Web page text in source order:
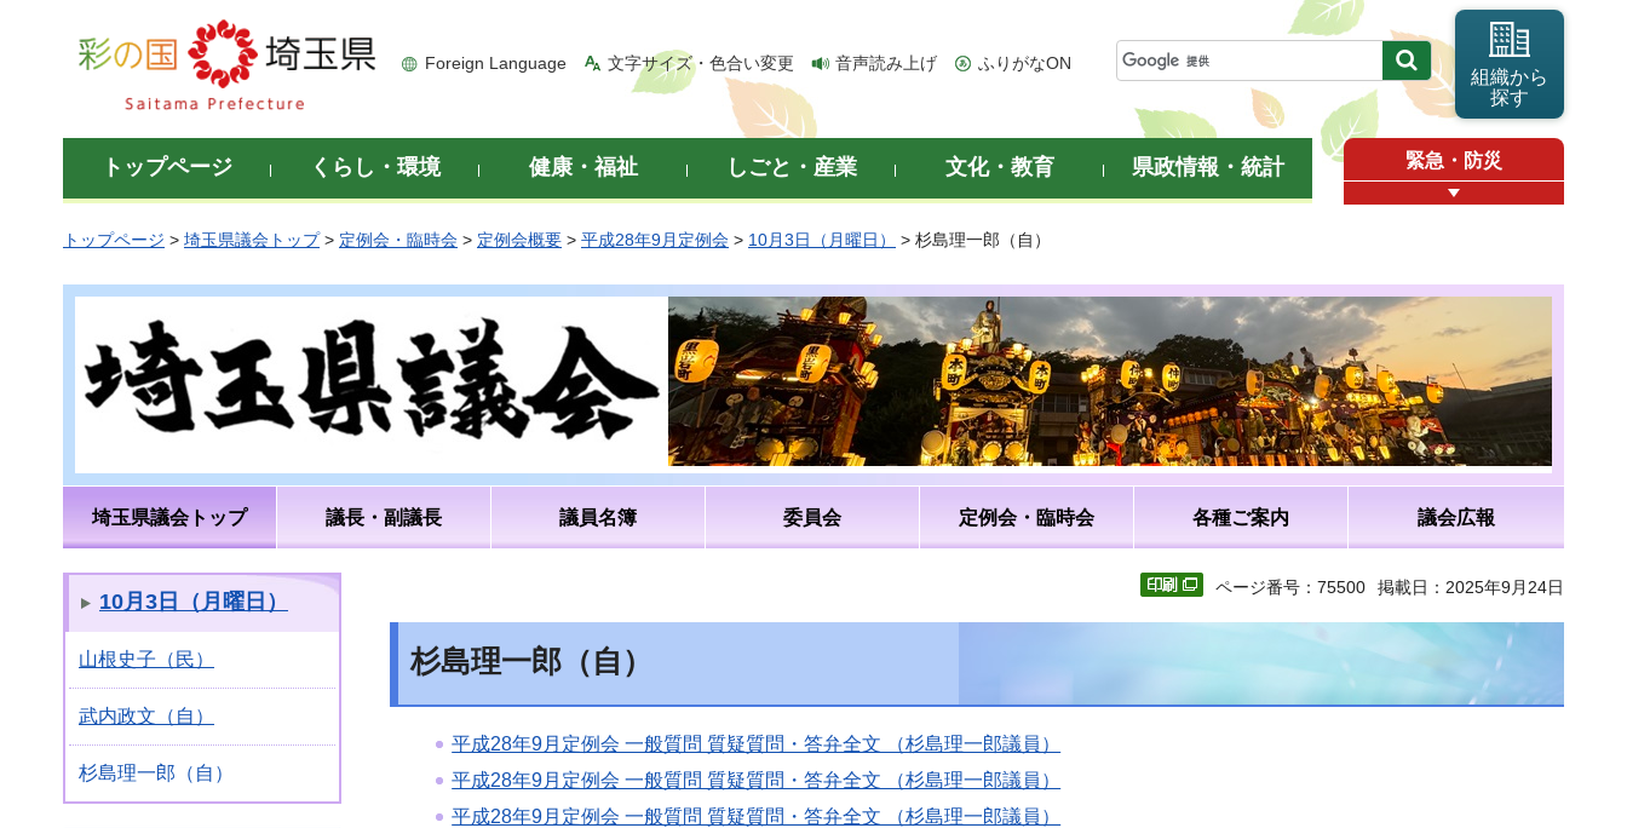
彩の国 埼玉県
Foreign Language 文字サイズ・色合い変更 音声読み上げ ふりがなON
組織から
探す
トップページ くらし・環境 健康・福祉 しごと・産業 文化・教育 県政情報・統計 緊急・防災
トップページ > 埼玉県議会トップ> 定例会・臨時会 > 定例会概要 > 平成28年9月定例会 > 10月3日（月曜日） > 杉島理一郎（自）
埼玉県議会トップ 議長・副議長 議員名簿 委員会 定例会・臨時会 各種ご案内 議会広報
10月3日（月曜日）
山根史子（民）
武内政文（自）
杉島理一郎（自）
ページ番号：75500 掲載日：2025年9月24日
杉島理一郎（自）
平成28年9月定例会 一般質問 質疑質問・答弁全文 （杉島理一郎議員）
平成28年9月定例会 一般質問 質疑質問・答弁全文 （杉島理一郎議員）
平成28年9月定例会 一般質問 質疑質問・答弁全文 （杉島理一郎議員）